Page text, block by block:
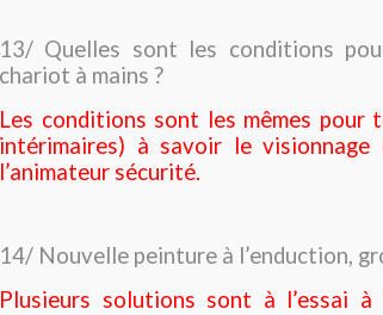
13/ Quelles sont les conditions
chariot à mains ?
Les conditions sont les mêmes pour
intérimaires) à savoir le
l’animateur sécurité.
14/ Nouvelle peinture à l’enduction,
Plusieurs solutions sont à l’essai